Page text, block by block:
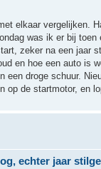
elkaar vergelijken.
was ik er bij toen
zeker na een jaar
en hoe een auto is
een droge schuur.
op de startmotor, en
echter jaar